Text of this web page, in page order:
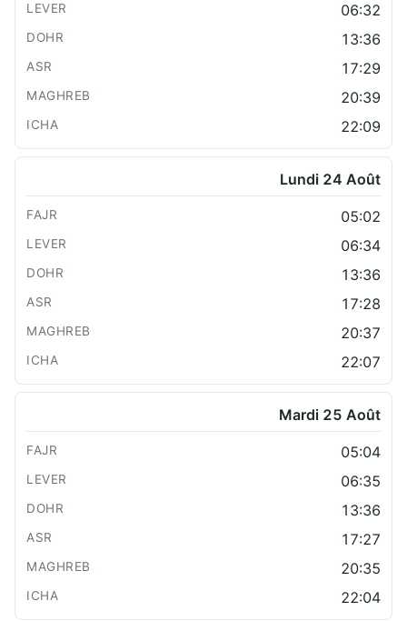
06:32
13:36
17:29
20:39
22:09
Lundi 24 Août
05:02
06:34
13:36
17:28
20:37
22:07
Mardi 25 Août
05:04
06:35
13:36
17:27
20:35
22:04